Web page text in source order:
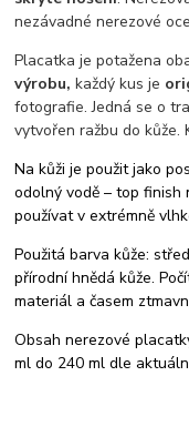
nezávadné nerezové
Placatka je potažena
výrobu, každý kus je
fotografie. Jedná se o
vytvořen ražbu do kůže.
Na kůži je použit jako
odolný vodě – top finish
používat v extrémně
Použitá barva kůže:
přírodní hnědá kůže.
materiál a časem
Obsah nerezové
ml do 240 ml dle